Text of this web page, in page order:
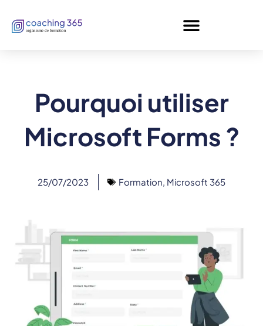
Pourquoi utiliser
Microsoft Forms ?
25/07/2023 Formation, Microsoft 365